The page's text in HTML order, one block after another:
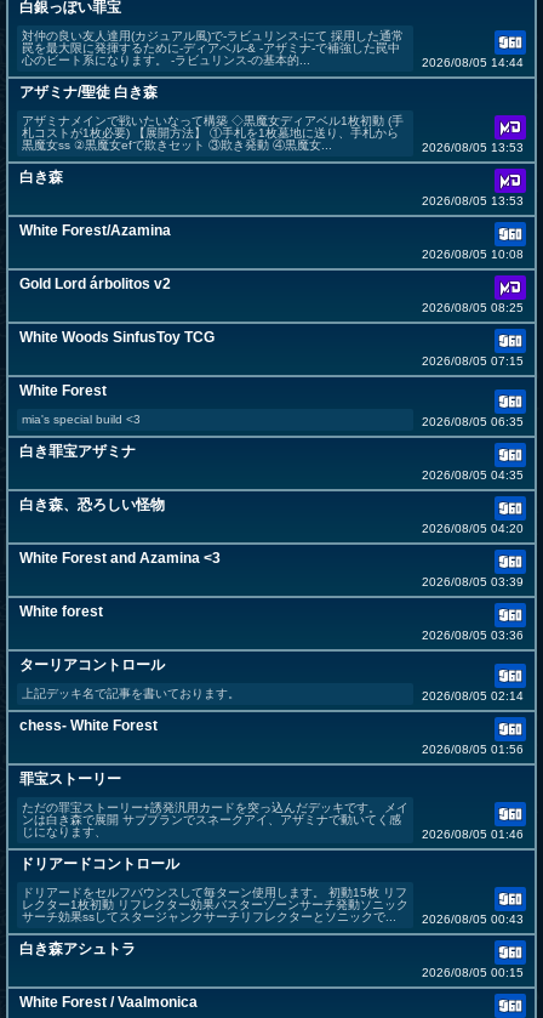
白銀っぽい罪宝
対仲の良い友人達用(カジュアル風)で-ラビュリンス-にて 採用した通常
罠を最大限に発揮するために-ディアベル-& -アザミナ-で補強した罠中
心のビート系になります。 -ラビュリンス-の基本的...
2026/08/05 14:44
アザミナ/聖徒 白き森
アザミナメインで戦いたいなって構築 ◇黒魔女ディアベル1枚初動 (手
札コストが1枚必要) 【展開方法】 ①手札を1枚墓地に送り、手札から
黒魔女ss ②黒魔女efで欺きセット ③欺き発動 ④黒魔女...
2026/08/05 13:53
白き森
2026/08/05 13:53
White Forest/Azamina
2026/08/05 10:08
Gold Lord árbolitos v2
2026/08/05 08:25
White Woods SinfusToy TCG
2026/08/05 07:15
White Forest
mia's special build <3 2026/08/05 06:35
白き罪宝アザミナ
2026/08/05 04:35
白き森、恐ろしい怪物
2026/08/05 04:20
White Forest and Azamina <3
2026/08/05 03:39
White forest
2026/08/05 03:36
ターリアコントロール
上記デッキ名で記事を書いております。 2026/08/05 02:14
chess- White Forest
2026/08/05 01:56
罪宝ストーリー
ただの罪宝ストーリー+誘発汎用カードを突っ込んだデッキです。 メイ
ンは白き森で展開 サブプランでスネークアイ、アザミナで動いてく感
じになります、
2026/08/05 01:46
ドリアードコントロール
ドリアードをセルフバウンスして毎ターン使用します。 初動15枚 リフ
レクター1枚初動 リフレクター効果バスターゾーンサーチ発動ソニック
サーチ効果ssしてスタージャンクサーチリフレクターとソニックで...
2026/08/05 00:43
白き森アシュトラ
2026/08/05 00:15
White Forest / Vaalmonica